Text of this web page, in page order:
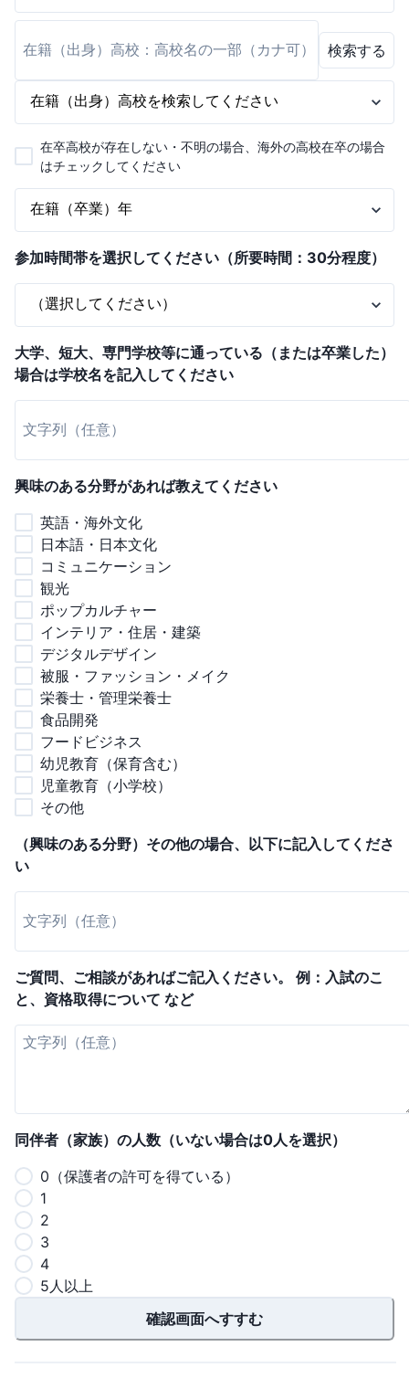
検索する
在卒高校が存在しない・不明の場合、海外の高校在卒の場合
はチェックしてください
参加時間帯を選択してください（所要時間：30分程度）
大学、短大、専門学校等に通っている（または卒業した）
場合は学校名を記入してください
興味のある分野があれば教えてください
英語・海外文化
日本語・日本文化
コミュニケーション
観光
ポップカルチャー
インテリア・住居・建築
デジタルデザイン
被服・ファッション・メイク
栄養士・管理栄養士
食品開発
フードビジネス
幼児教育（保育含む）
児童教育（小学校）
その他
（興味のある分野）その他の場合、以下に記入してくださ
い
ご質問、ご相談があればご記入ください。 例：入試のこ
と、資格取得について など
同伴者（家族）の人数（いない場合は0人を選択）
0（保護者の許可を得ている）
1
2
3
4
5人以上
確認画面へすすむ